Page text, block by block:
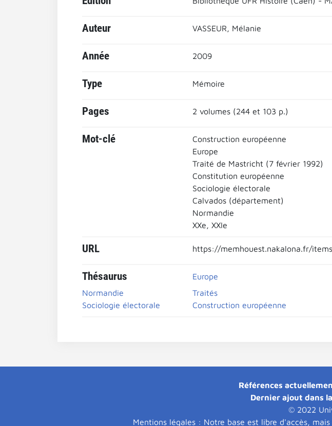
Auteur VASSEUR, Mélanie
Année 2009
Type Mémoire
Pages 2 volumes (244 et 103 p.)
Mot-clé
Construction européenne
Europe
Traité de Mastricht (7 février 1992)
Constitution européenne
Sociologie électorale
Calvados (département)
Normandie
XXe, XXIe
URL https://memhouest.nakalona.fr/
Thésaurus
Europe
Normandie
Traités
Sociologie électorale
Construction européenne
Références
Dernier ajout dans
© 2022
Mentions légales : Notre base est libre d'accès,